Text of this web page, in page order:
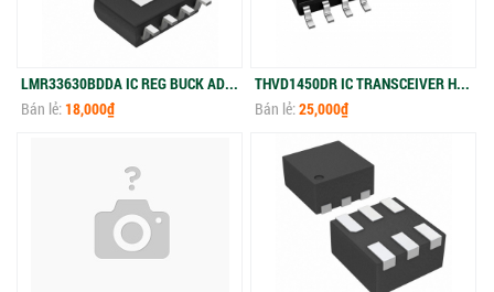
LMR33630BDDA IC REG BUCK ADJ 3A 8SOPWR
Bán lẻ:18,000₫
THVD1450DR IC TRANSCEIVER HALF 1/1 8SOIC
Bán lẻ:25,000₫